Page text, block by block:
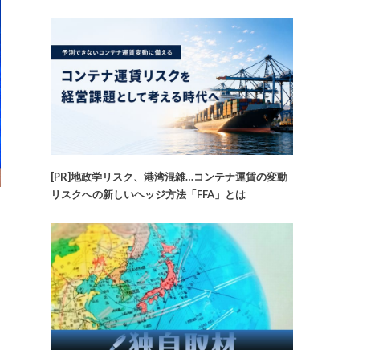
[PR]地政学リスク、港湾混雑…コンテナ運賃の変動
リスクへの新しいヘッジ方法「FFA」とは